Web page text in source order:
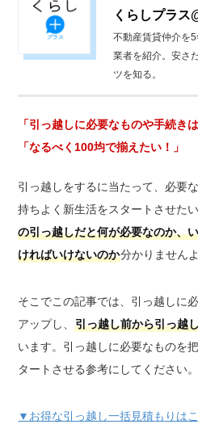
くらしプラス
不動産賃貸仲介を
業者を紹介。安さ
ツを知る。
「引っ越しに必要なものや手続きは
「なるべく100均で揃えたい！」
引っ越しをするに当たって、必要
持ちよく新生活をスタートさせた
の引っ越しだと何が必要なのか、
ければいけないのか分かりませんよ
そこでこの記事では、引っ越しに
アップし、引っ越し前から引っ越
います。引っ越しに必要なものを
タートさせる参考にしてください。
▼お得な引っ越し一括見積もりは